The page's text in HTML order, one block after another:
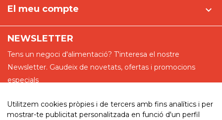
El meu compte 
NEWSLETTER
Tens un negoci d'alimentació? T'interesa el nostre
Newsletter. Gaudeix de novetats, ofertas i promocions
especials
Utilitzem cookies pròpies i de tercers amb fins analítics i per
mostrar-te publicitat personalitzada en funció d'un perfil